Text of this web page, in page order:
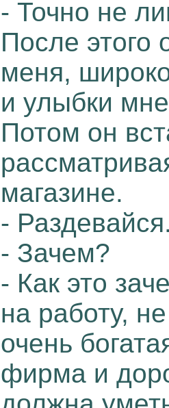
- Точно не
После этого
меня,
и улыбки
Потом он
магазине.
-
- Зачем?
- Как это
на работу,
очень
фирма и